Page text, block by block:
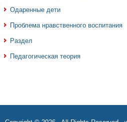
Одаренные дети
Проблема нравственного воспитания
Раздел
Педагогическая теория